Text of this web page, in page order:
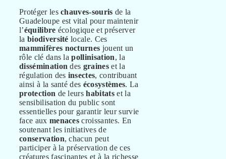
Protéger leschauves-souris de la
Guadeloupe est vital pour maintenir
l’équilibre écologique et préserver
la biodiversité locale. Ces
mammifères nocturnes jouent un
rôle clé dans lapollinisation, la
dissémination des graines et la
régulation des insectes, contribuant
ainsi à la santé des écosystèmes. La
protection de leurshabitatset la
sensibilisation du public sont
essentielles pour garantir leur survie
face aux menaces croissantes. En
soutenant les initiatives de
conservation, chacun peut
participer à la préservation de ces
créatures fascinantes et à la richesse